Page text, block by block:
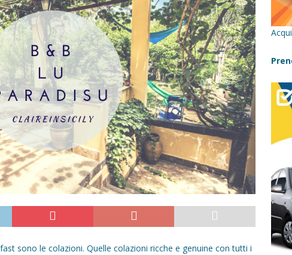
in Sicilia con bambini: itinerari imperdibili (+ consigli utili)- Parte 1
con i bambini in Sicilia, dove andare?
FATTORIE
la Fiumara d’Arte con i bambini, quando la natura incontra l’arte
in Sicilia con i bambini: mare, attività e tour a prova di famiglia
sono le colazioni. Quelle colazioni ricche e genuine con tutti i